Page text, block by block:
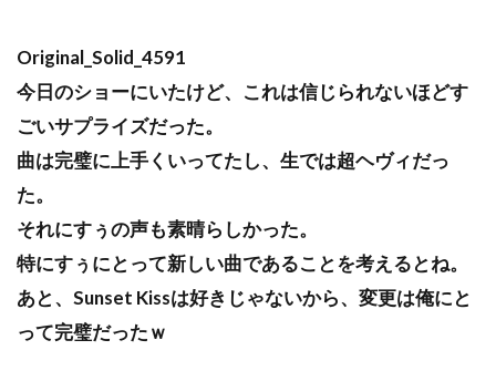
Original_Solid_4591
今日のショーにいたけど、これは信じられないほどす
ごいサプライズだった。
曲は完璧に上手くいってたし、生では超ヘヴィだっ
た。
それにすぅの声も素晴らしかった。
特にすぅにとって新しい曲であることを考えるとね。
あと、Sunset Kissは好きじゃないから、変更は俺にと
って完璧だったｗ